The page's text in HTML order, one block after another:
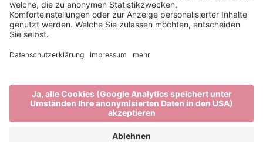
Brixen Tourismus
Privacy
Impressum
Förderungen
produced by